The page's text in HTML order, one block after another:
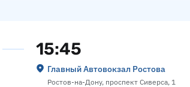
15:45
Главный Автовокзал Ростова
Ростов-на-Дону, проспект Сиверса, 1